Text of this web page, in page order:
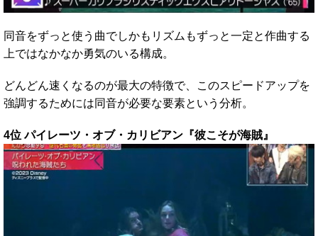
同音をずっと使う曲でしかもリズムもずっと一定と作曲する
上ではなかなか勇気のいる構成。
どんどん速くなるのが最大の特徴で、このスピードアップを
強調するためには同音が必要な要素という分析。
4位 パイレーツ・オブ・カリビアン『彼こそが海賊』